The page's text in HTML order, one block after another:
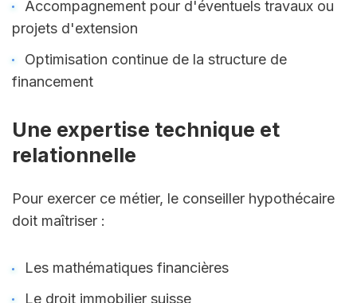
Accompagnement pour d'éventuels travaux ou
projets d'extension
Optimisation continue de la structure de
financement
Une expertise technique et
relationnelle
Pour exercer ce métier, le conseiller hypothécaire
doit maîtriser :
Les mathématiques financières
Le droit immobilier suisse